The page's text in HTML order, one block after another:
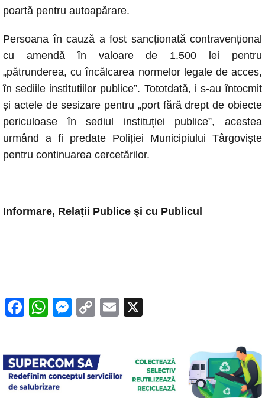
poartă pentru autoapărare.
Persoana în cauză a fost sancționată contravențional
cu amendă în valoare de 1.500 lei pentru
„pătrunderea, cu încălcarea normelor legale de acces,
în sediile instituțiilor publice”. Tototdată, i s-au întocmit
și actele de sesizare pentru „port fără drept de obiecte
periculoase în sediul instituției publice”, acestea
urmând a fi predate Poliției Municipiului Târgoviște
pentru continuarea cercetărilor.
Informare, Relații Publice şi cu Publicul
F
e
b
W
s
A
M
e
n
C
y
Li
E